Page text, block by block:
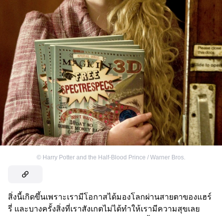
© Harry Potter and the Half-Blood Prince / Warner Bros.
สิ่งนี้เกิดขึ้นเพราะเรามีโอกาสได้มองโลกผ่านสายตาของแฮร์
รี่ และบางครั้งสิ่งที่เราสังเกตไม่ได้ทำให้เรามีความสุขเลย